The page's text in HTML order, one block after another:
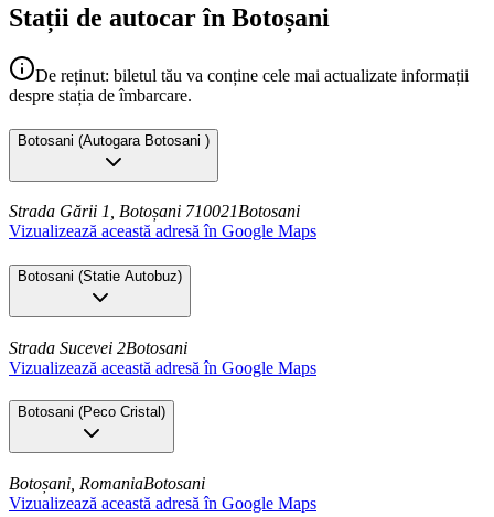
Stații de autocar în Botoșani
De reținut: biletul tău va conține cele mai actualizate informații
despre stația de îmbarcare.
Botosani (Autogara Botosani )
Strada Gării 1, Botoșani 710021Botosani
Vizualizează această adresă în Google Maps
Botosani (Statie Autobuz)
Strada Sucevei 2Botosani
Vizualizează această adresă în Google Maps
Botosani (Peco Cristal)
Botoșani, RomaniaBotosani
Vizualizează această adresă în Google Maps